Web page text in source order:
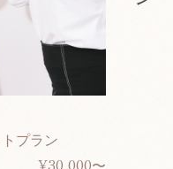
プラン